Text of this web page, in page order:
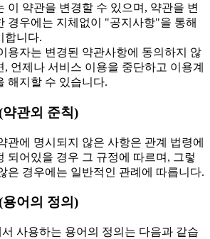
이 약관을 변경할 수 있으며, 약관을 변
경우에는 지체없이 "공지사항"을 통해
합니다.
용자는 변경된 약관사항에 동의하지 않
, 언제나 서비스 이용을 중단하고 이용계
해지할 수 있습니다.
관외 준칙)
관에 명시되지 않은 사항은 관계 법령에
되어있을 경우 그 규정에 따르며, 그렇
은 경우에는 일반적인 관례에 따릅니다.
어의 정의)
사용하는 용어의 정의는 다음과 같습